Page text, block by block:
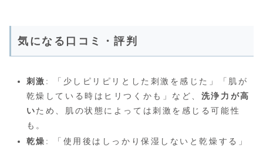
気になる口コミ・評判
刺激 : 「少しピリピリとした刺激を感じた」「肌が
乾燥している時はヒリつくかも」など、 洗浄力が高
いため、肌の状態によっては刺激を感じる可能性
も。
乾燥 : 「使用後はしっかり保湿しないと乾燥する」